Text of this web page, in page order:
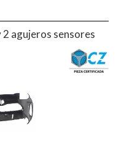
agujeros sensores